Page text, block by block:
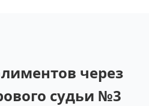
через
судьи №3